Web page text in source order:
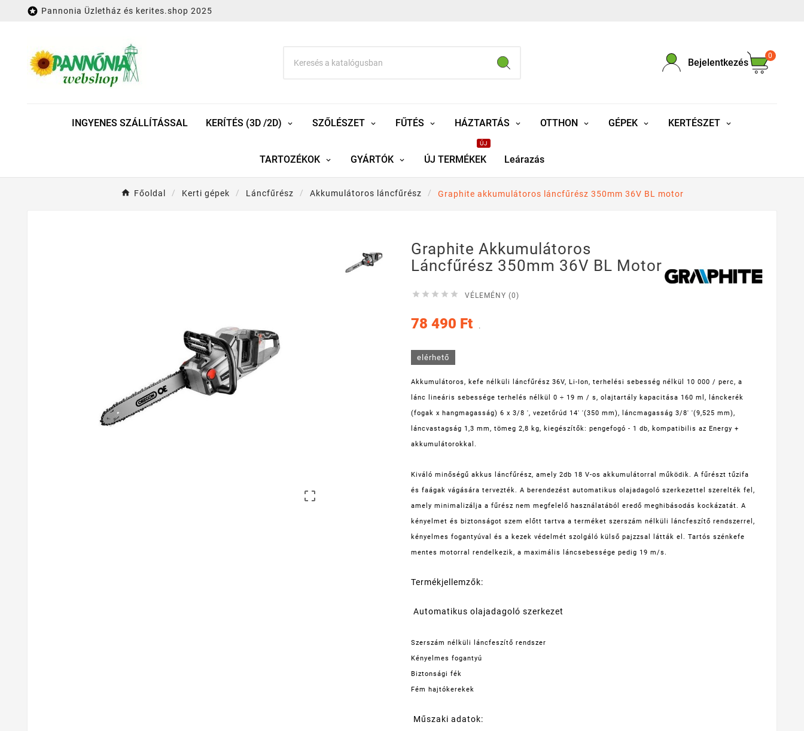
 Pannonia Üzletház és kerites.shop 2025
Bejelentkezés
0
INGYENES SZÁLLÍTÁSSAL KERÍTÉS (3D /2D) SZŐLÉSZET FŰTÉS HÁZTARTÁS OTTHON GÉPEK KERTÉSZET
TARTOZÉKOK GYÁRTÓK ÚJ TERMÉKEK
ÚJ
Leárazás
Főoldal Kerti gépek Láncfűrész Akkumulátoros láncfűrész Graphite akkumulátoros láncfűrész 350mm 36V BL motor

Graphite Akkumulátoros
Láncfűrész 350mm 36V BL Motor
     VÉLEMÉNY (0)
78 490 Ft .
elérhető
Akkumulátoros, kefe nélküli láncfűrész 36V, Li-Ion, terhelési sebesség nélkül 10 000 / perc, a
lánc lineáris sebessége terhelés nélkül 0 ÷ 19 m / s, olajtartály kapacitása 160 ml, lánckerék
(fogak x hangmagasság) 6 x 3/8 ', vezetőrúd 14' '(350 mm), láncmagasság 3/8' '(9,525 mm),
láncvastagság 1,3 mm, tömeg 2,8 kg, kiegészítők: pengefogó - 1 db, kompatibilis az Energy +
akkumulátorokkal.
Kiváló minőségű akkus láncfűrész, amely 2db 18 V-os akkumulátorral működik. A fűrészt tűzifa
és faágak vágására tervezték. A berendezést automatikus olajadagoló szerkezettel szerelték fel,
amely minimalizálja a fűrész nem megfelelő használatából eredő meghibásodás kockázatát. A
kényelmet és biztonságot szem előtt tartva a terméket szerszám nélküli láncfeszítő rendszerrel,
kényelmes fogantyúval és a kezek védelmét szolgáló külső pajzzsal látták el. Tartós szénkefe
mentes motorral rendelkezik, a maximális láncsebessége pedig 19 m/s.
Termékjellemzők:
Automatikus olajadagoló szerkezet
Szerszám nélküli láncfeszítő rendszer
Kényelmes fogantyú
Biztonsági fék
Fém hajtókerekek
Műszaki adatok: